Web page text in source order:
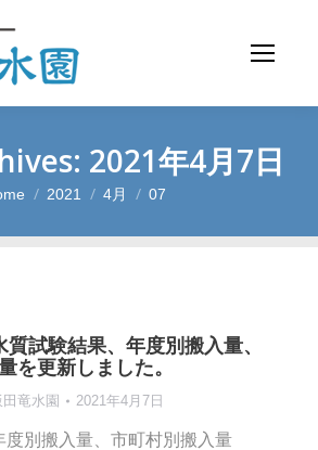
2021年4月7日
are here:
2021 4月 07
試験結果、年度別搬入量、
を更新しました。
田竜水園 2021年4月7日
度別搬入量、市町村別搬入量